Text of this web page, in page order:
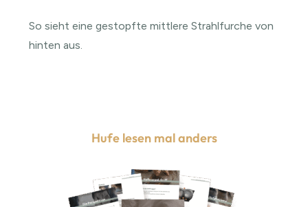
So sieht eine gestopfte mittlere Strahlfurche von
hinten aus.
Hufe lesen mal anders